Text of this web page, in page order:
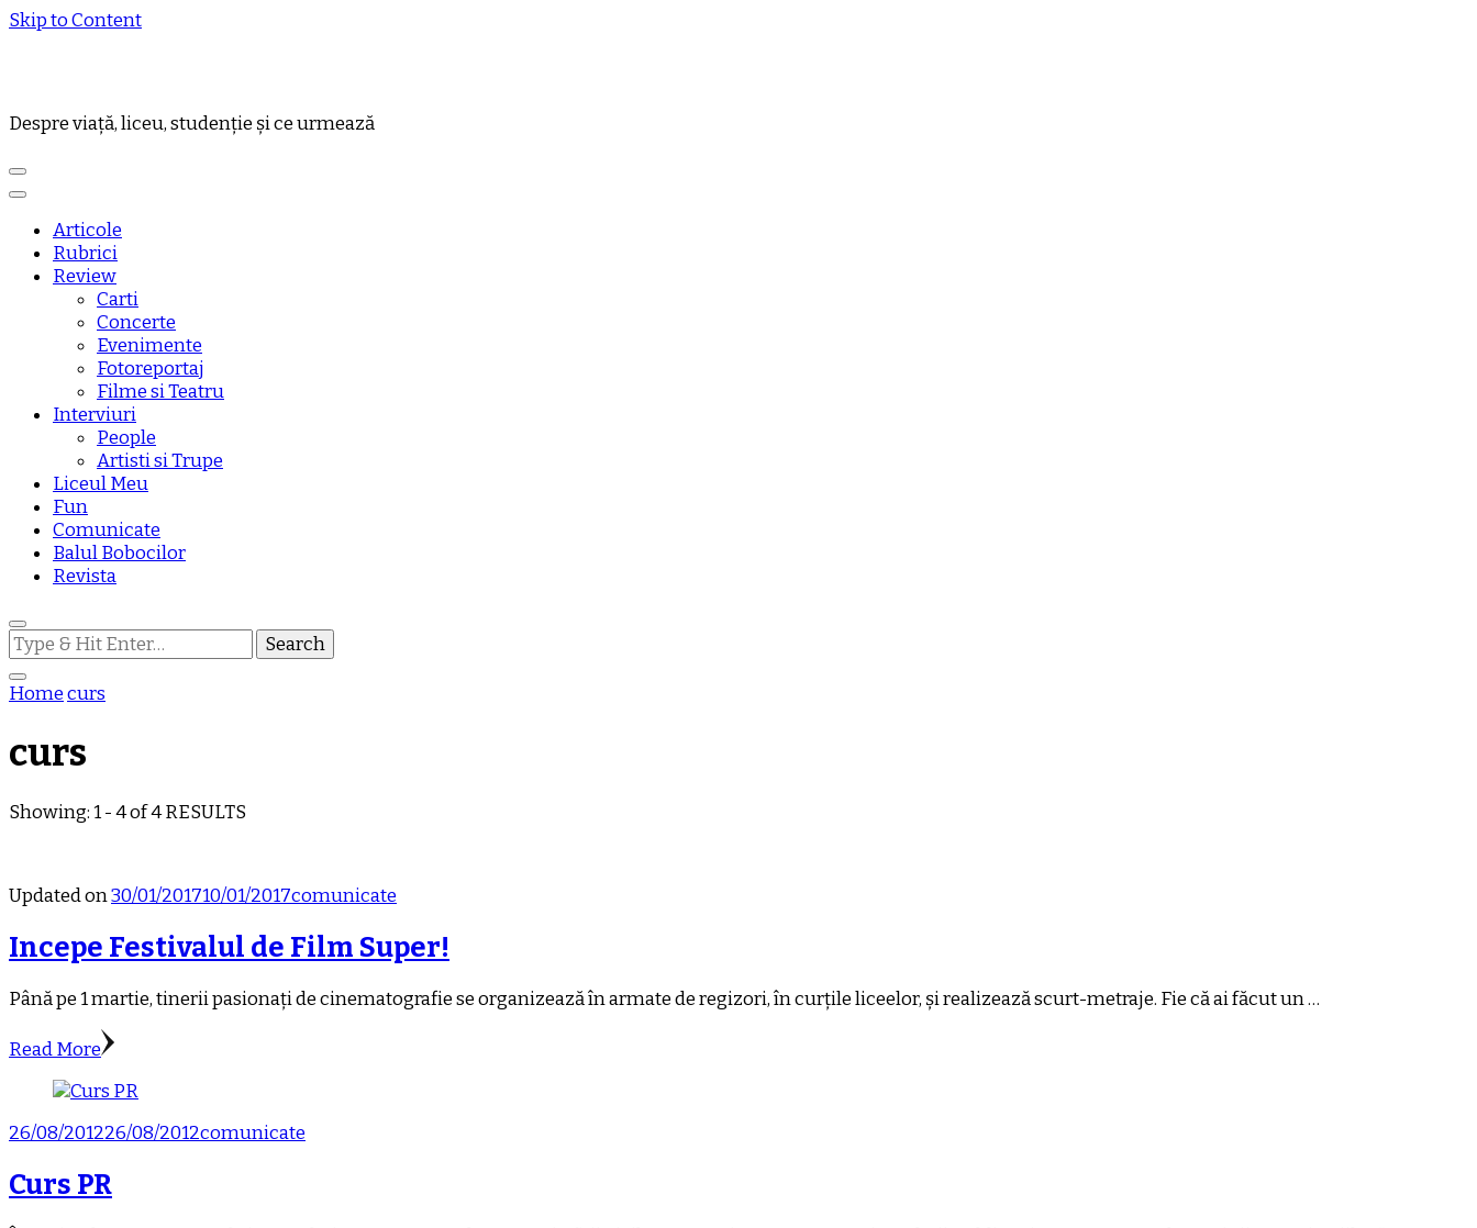
Skip to Content
Despre viață, liceu, studenție și ce urmează
Articole
Rubrici
Review
Carti
Concerte
Evenimente
Fotoreportaj
Filme si Teatru
Interviuri
People
Artisti si Trupe
Liceul Meu
Fun
Comunicate
Balul Bobocilor
Revista
Looking
for
Something?
Homecurs
curs
Showing: 1 - 4 of 4 RESULTS
Updated on30/01/201710/01/2017comunicate
Incepe Festivalul de Film Super!
Până pe 1 martie, tinerii pasionați de cinematografie se organizează în armate de regizori, în curțile liceelor, și realizează scurt-metraje. Fie că ai făcut un …
Read More
26/08/201226/08/2012comunicate
Curs PR